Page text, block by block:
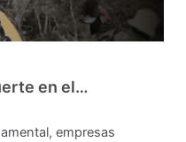
en el…
empresas